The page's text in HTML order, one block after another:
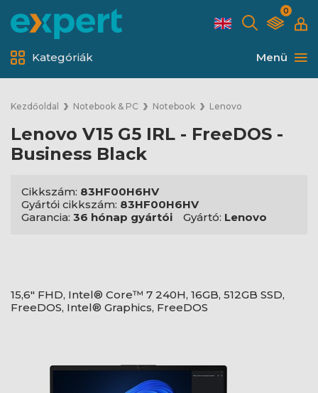
0
Menü
Kategóriák
Kezdőoldal Notebook & PC Notebook Lenovo
Lenovo V15 G5 IRL - FreeDOS -
Business Black
Cikkszám: 83HF00H6HV
Gyártói cikkszám: 83HF00H6HV
Garancia: 36 hónap gyártói Gyártó: Lenovo
15,6" FHD, Intel® Core™ 7 240H, 16GB, 512GB SSD,
FreeDOS, Intel® Graphics, FreeDOS